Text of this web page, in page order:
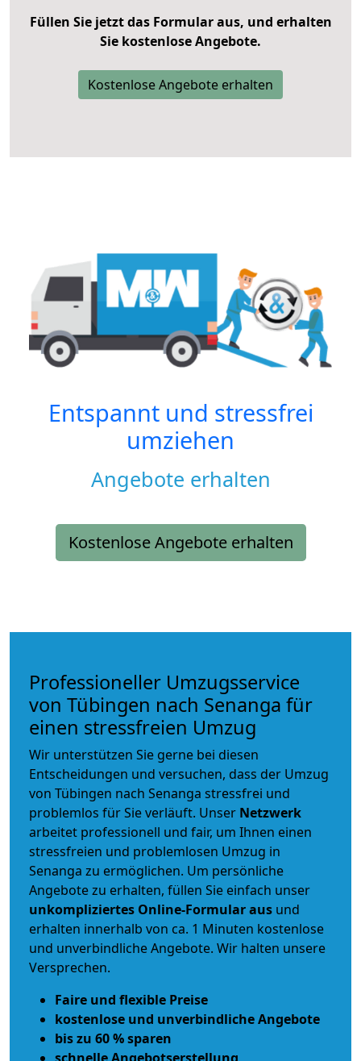
Füllen Sie jetzt das Formular aus, und erhalten
Sie kostenlose Angebote.
Kostenlose Angebote erhalten
Entspannt und stressfrei
umziehen
Angebote erhalten
Kostenlose Angebote erhalten
Professioneller Umzugsservice
von Tübingen nach Senanga für
einen stressfreien Umzug
Wir unterstützen Sie gerne bei diesen
Entscheidungen und versuchen, dass der Umzug
von Tübingen nach Senanga stressfrei und
problemlos für Sie verläuft. Unser Netzwerk
arbeitet professionell und fair, um Ihnen einen
stressfreien und problemlosen Umzug in
Senanga zu ermöglichen. Um persönliche
Angebote zu erhalten, füllen Sie einfach unser
unkompliziertes Online-Formular aus und
erhalten innerhalb von ca. 1 Minuten kostenlose
und unverbindliche Angebote. Wir halten unsere
Versprechen.
Faire und flexible Preise
kostenlose und unverbindliche Angebote
bis zu 60 % sparen